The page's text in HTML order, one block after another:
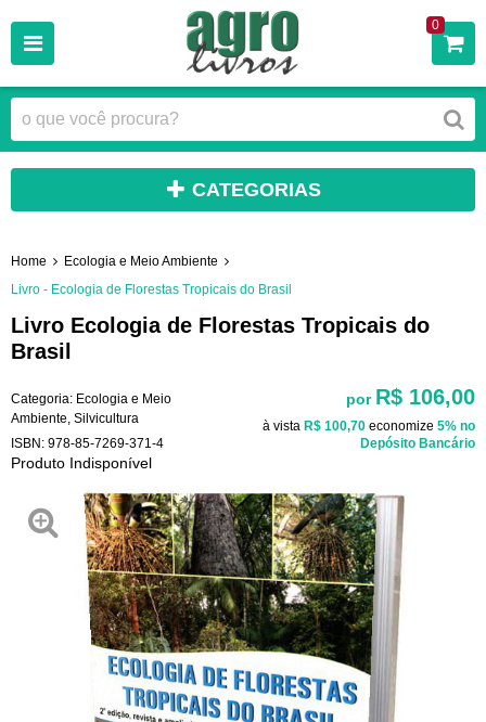
0
CATEGORIAS
Home
Ecologia e Meio Ambiente
Livro - Ecologia de Florestas Tropicais do Brasil
Livro Ecologia de Florestas Tropicais do
Brasil
Categoria: Ecologia e Meio
Ambiente Silvicultura
ISBN: 978-85-7269-371-4
Produto Indisponível
por R$ 106,00
à vista R$ 100,70 economize 5% no
Depósito Bancário